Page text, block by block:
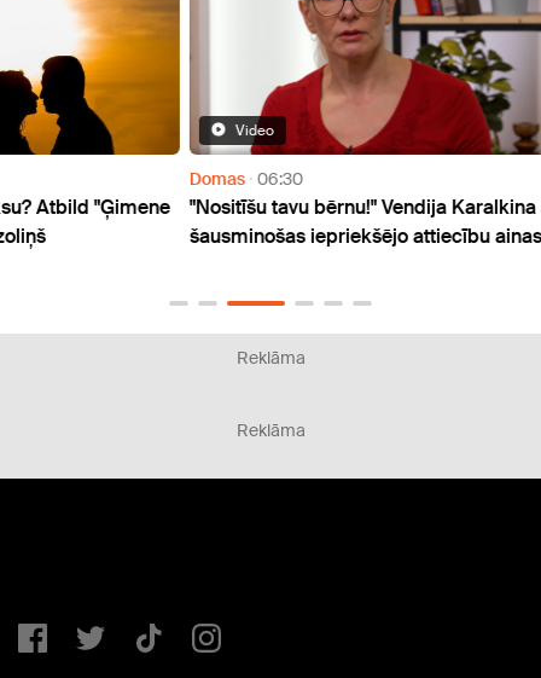
Video
"Nositīšu tavu bērnu!" Vendija Karalkina atklāj
šausminošas iepriekšējo attiecību ainas
Reklāma
Reklāma